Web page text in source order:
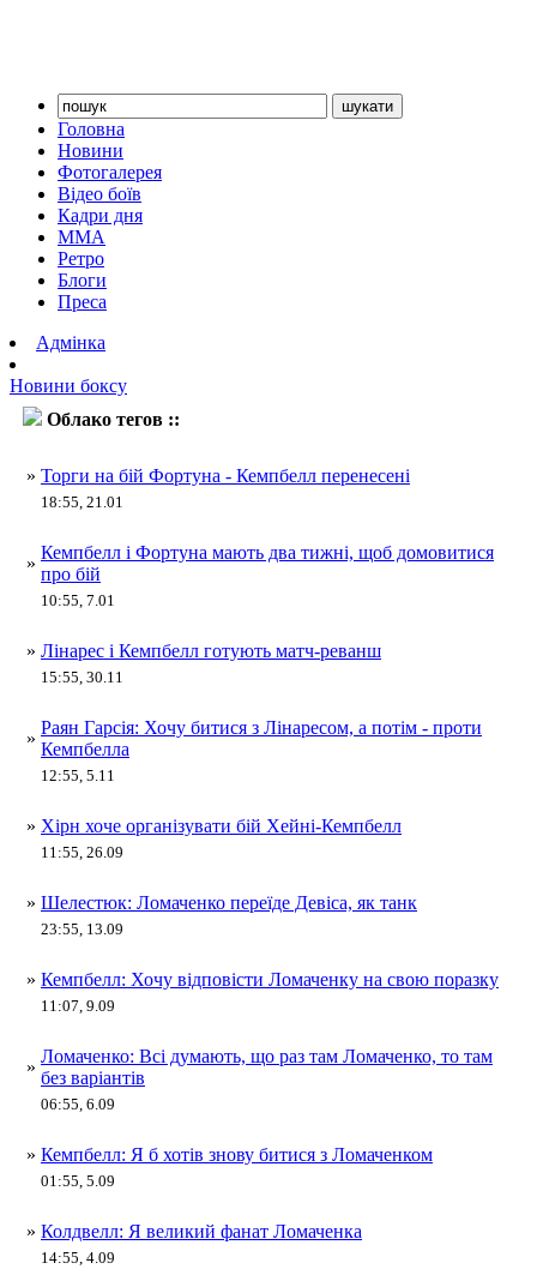
Головна
Новини
Фотогалерея
Відео боїв
Кадри дня
ММА
Ретро
Блоги
Преса
Адмінка
Новини боксу
Облако тегов ::
» Торги на бій Фортуна - Кемпбелл перенесені
18:55, 21.01
»
Кемпбелл і Фортуна мають два тижні, щоб домовитися
про бій
10:55, 7.01
» Лінарес і Кемпбелл готують матч-реванш
15:55, 30.11
»
Раян Гарсія: Хочу битися з Лінаресом, а потім - проти
Кемпбелла
12:55, 5.11
» Хірн хоче організувати бій Хейні-Кемпбелл
11:55, 26.09
» Шелестюк: Ломаченко переїде Девіса, як танк
23:55, 13.09
» Кемпбелл: Хочу відповісти Ломаченку на свою поразку
11:07, 9.09
»
Ломаченко: Всі думають, що раз там Ломаченко, то там
без варіантів
06:55, 6.09
» Кемпбелл: Я б хотів знову битися з Ломаченком
01:55, 5.09
» Колдвелл: Я великий фанат Ломаченка
14:55, 4.09